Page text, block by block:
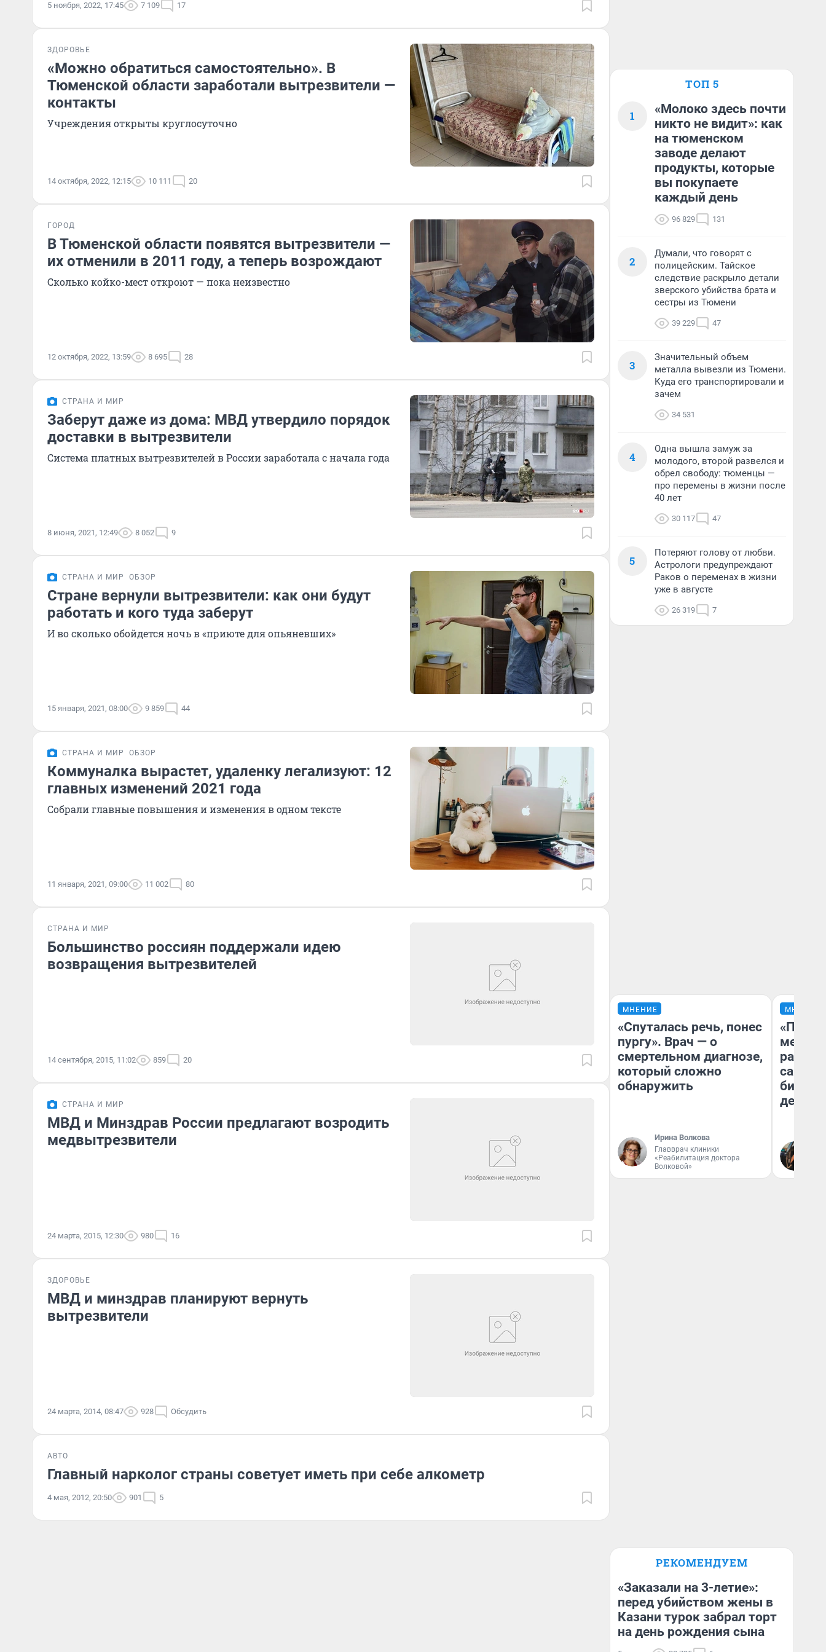
5 ноября, 2022, 17:45 7 109 17
ЗДОРОВЬЕ
«Можно обратиться самостоятельно». В
Тюменской области заработали вытрезвители —
контакты
Учреждения открыты круглосуточно
14 октября, 2022, 12:15 10 111 20
ГОРОД
В Тюменской области появятся вытрезвители —
их отменили в 2011 году, а теперь возрождают
Сколько койко-мест откроют — пока неизвестно
12 октября, 2022, 13:59 8 695 28
СТРАНА И МИР
Заберут даже из дома: МВД утвердило порядок
доставки в вытрезвители
Система платных вытрезвителей в России заработала с начала года
8 июня, 2021, 12:49 8 052 9
СТРАНА И МИР ОБЗОР
Стране вернули вытрезвители: как они будут
работать и кого туда заберут
И во сколько обойдется ночь в «приюте для опьяневших»
15 января, 2021, 08:00 9 859 44
СТРАНА И МИР ОБЗОР
Коммуналка вырастет, удаленку легализуют: 12
главных изменений 2021 года
Собрали главные повышения и изменения в одном тексте
11 января, 2021, 09:00 11 002 80
СТРАНА И МИР
Большинство россиян поддержали идею
возвращения вытрезвителей
14 сентября, 2015, 11:02 859 20
СТРАНА И МИР
МВД и Минздрав России предлагают возродить
медвытрезвители
24 марта, 2015, 12:30 980 16
ЗДОРОВЬЕ
МВД и минздрав планируют вернуть
вытрезвители
24 марта, 2014, 08:47 928 Обсудить
АВТО
Главный нарколог страны советует иметь при себе алкометр
4 мая, 2012, 20:50 901 5
ТОП 5
1
«Молоко здесь почти
никто не видит»: как
на тюменском
заводе делают
продукты, которые
вы покупаете
каждый день
96 829 131
2
Думали, что говорят с
полицейским. Тайское
следствие раскрыло детали
зверского убийства брата и
сестры из Тюмени
39 229 47
3
Значительный объем
металла вывезли из Тюмени.
Куда его транспортировали и
зачем
34 531
4
Одна вышла замуж за
молодого, второй развелся и
обрел свободу: тюменцы —
про перемены в жизни после
40 лет
30 117 47
5
Потеряют голову от любви.
Астрологи предупреждают
Раков о переменах в жизни
уже в августе
26 319 7
МНЕНИЕ
«Спуталась речь, понес
пургу». Врач — о
смертельном диагнозе,
который сложно
обнаружить
Ирина Волкова
Главврач клиники
«Реабилитация доктора
Волковой»
МНЕНИЕ
самом
РЕКОМЕНДУЕМ
«Заказали на 3-летие»:
перед убийством жены в
Казани турок забрал торт
на день рождения сына